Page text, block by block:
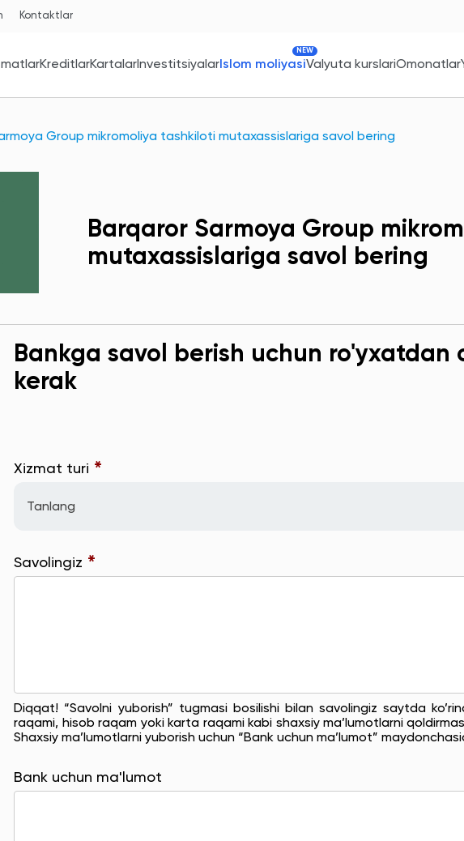
Kontaktlar
KreditlarKartalarInvestitsiyalarIslom moliyasi
NEW
Valyuta kurslariOmonatlar
Group mikromoliya tashkiloti mutaxassislariga savol bering
Barqaror Sarmoya Group
mutaxassislariga savol bering
Bankga savol berish uchun ro'yxatdan
kerak
Xizmat turi *
Tanlang
Savolingiz *
Diqqat! “Savolni yuborish” tugmasi bosilishi bilan savolingiz saytda
raqami, hisob raqam yoki karta raqami kabi shaxsiy ma’lumotlarni
Shaxsiy ma’lumotlarni yuborish uchun “Bank uchun ma’lumot”
Bank uchun ma'lumot